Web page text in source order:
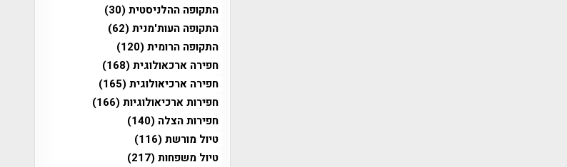
התקופה ההלניסטית(30)
התקופה העות'מנית(62)
התקופה הרומית(120)
חפירה ארכאולוגית(168)
חפירה ארכיאולוגית(165)
חפירות ארכיאולוגיות(166)
חפירות הצלה (140)
טיול מורשת(116)
טיול משפחות(217)